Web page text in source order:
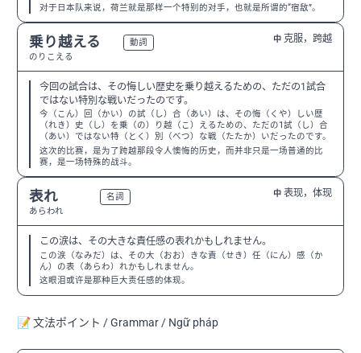
对于日本队来说，荷兰就是那样一个特别的对手，也就是所谓的“宿敌”。
乗り越える
のりこえる
動詞 中 克服，跨越
今回の試合は、その悔しい歴史を乗り越えるための、ただの1試合
ではない特別な戦いだったのです。
今（こん）回（かい）の試（し）合（あい）は、その悔（くや）しい歴
（れき）史（し）を乗（の）り越（こ）えるための、ただの1試（し）合
（あい）ではない特（とく）別（べつ）な戦（たたか）いだったのです。
这次的比赛，是为了跨越那段令人懊悔的历史，而并非只是一场普通的比
赛，是一场特殊的战斗。
表れ
あらわれ
名詞 中 表现，体现
この涙は、その大きな責任感の表れかもしれません。
この涙（なみだ）は、その大（おお）きな責（せき）任（にん）感（か
ん）の表（あらわ）れかもしれません。
这眼泪或许是那种巨大责任感的体现。
📝 文法ポイント / Grammar / Ngữ pháp